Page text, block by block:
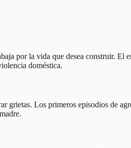
por la vida que desea construir.
doméstica.
grietas. Los primeros episodios de